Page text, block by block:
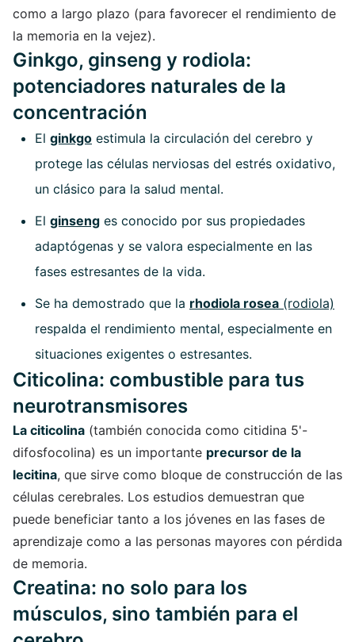
como a largo plazo (para favorecer el rendimiento de
la memoria en la vejez).
Ginkgo, ginseng y rodiola:
potenciadores naturales de la
concentración
El ginkgo estimula la circulación del cerebro y
protege las células nerviosas del estrés oxidativo,
un clásico para la salud mental.
El ginseng es conocido por sus propiedades
adaptógenas y se valora especialmente en las
fases estresantes de la vida.
Se ha demostrado que la rhodiola rosea (rodiola)
respalda el rendimiento mental, especialmente en
situaciones exigentes o estresantes.
Citicolina: combustible para tus
neurotransmisores
La citicolina (también conocida como citidina 5'-
difosfocolina) es un importante precursor de la
lecitina, que sirve como bloque de construcción de las
células cerebrales. Los estudios demuestran que
puede beneficiar tanto a los jóvenes en las fases de
aprendizaje como a las personas mayores con pérdida
de memoria.
Creatina: no solo para los
músculos, sino también para el